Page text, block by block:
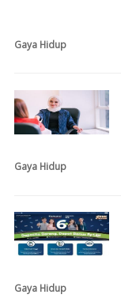
Gaya Hidup
Gaya Hidup
Gaya Hidup